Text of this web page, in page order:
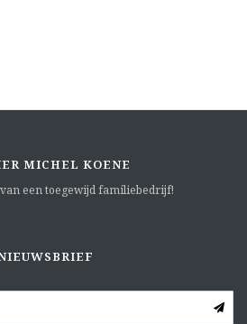
MICHEL KOENE
een toegewijd familiebedrijf!